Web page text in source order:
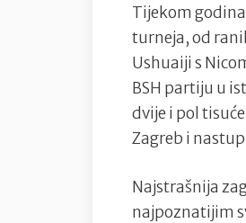
Tijekom
turneja, od
Ushuaiji s
BSH partiju u
dvije i pol
Zagreb i
Najstrašnija
najpoznatijim